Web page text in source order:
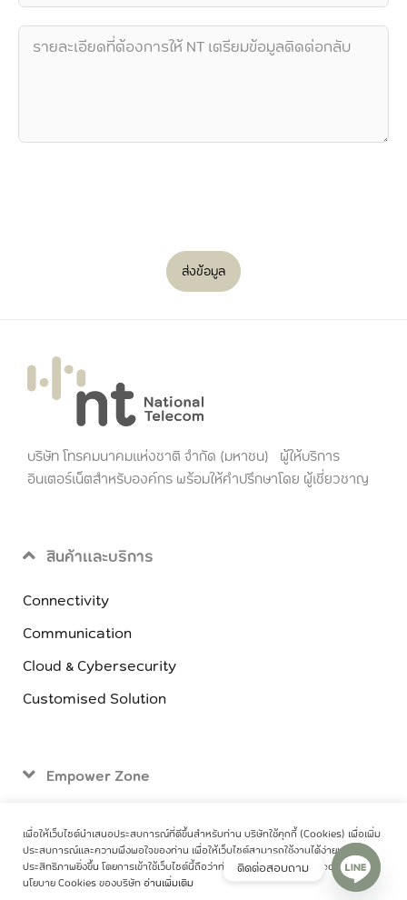
ส่งข้อมูล
บริษัท โทรคมนาคมแห่งชาติ จำกัด (มหาชน) ผู้ให้บริการ
อินเตอร์เน็ตสำหรับองค์กร พร้อมให้คำปรึกษาโดย ผู้เชี่ยวชาญ
สินค้าและบริการ
Connectivity
Communication
Cloud & Cybersecurity
Customised Solution
Empower Zone
เพื่อให้เว็บไซต์นำเสนอประสบการณ์ที่ดีขึ้นสำหรับท่าน บริษัทใช้คุกกี้ (Cookies) เพื่อเพิ่ม
ประสบการณ์และความพึงพอใจของท่าน เพื่อให้เว็บไซต์สามารถใช้งานได้ง่ายและมี
ประสิทธิภาพยิ่งขึ้น โดยการเข้าใช้เว็บไซต์นี้ถือว่าท่านได้อนุญาตให้เราใช้ Cookies ตาม
นโยบาย Cookies ของบริษัทอ่านเพิ่มเติม
ติดต่อสอบถาม